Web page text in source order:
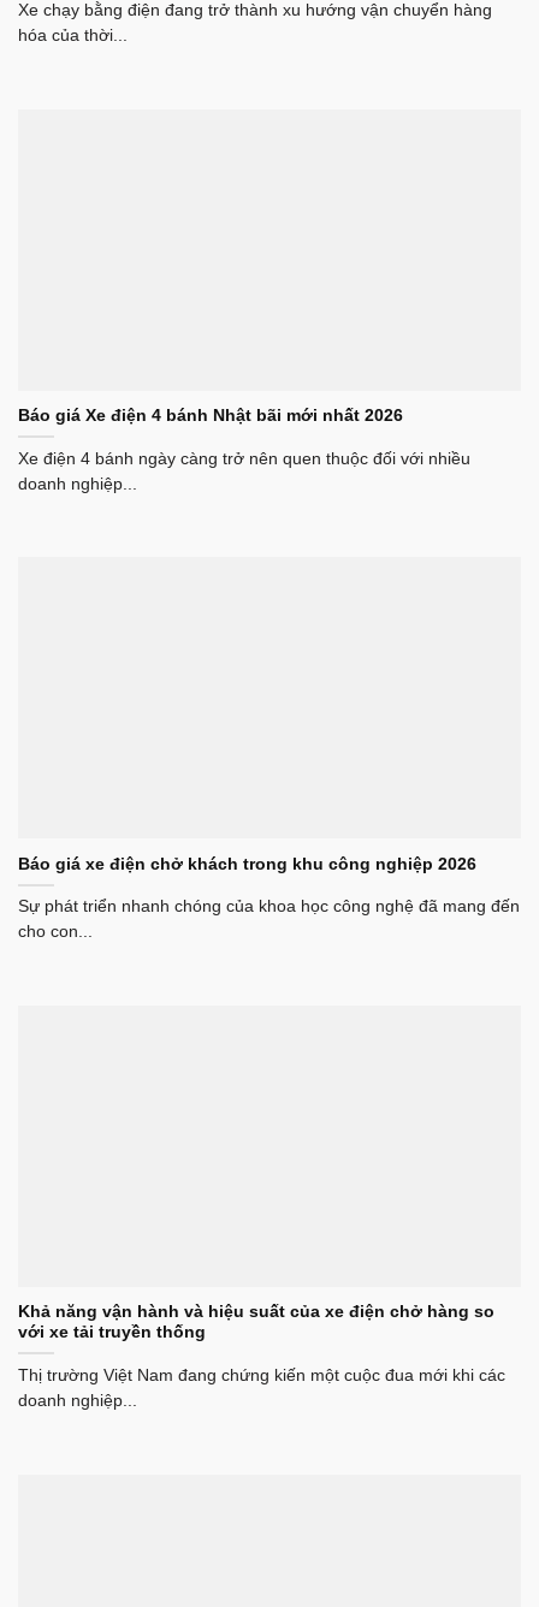
Xe chạy bằng điện đang trở thành xu hướng vận chuyển hàng
hóa của thời...
Báo giá Xe điện 4 bánh Nhật bãi mới nhất 2026
Xe điện 4 bánh ngày càng trở nên quen thuộc đối với nhiều
doanh nghiệp...
Báo giá xe điện chở khách trong khu công nghiệp 2026
Sự phát triển nhanh chóng của khoa học công nghệ đã mang đến
cho con...
Khả năng vận hành và hiệu suất của xe điện chở hàng so
với xe tải truyền thống
Thị trường Việt Nam đang chứng kiến một cuộc đua mới khi các
doanh nghiệp...